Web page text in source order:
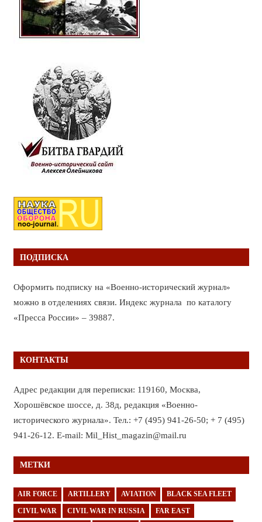
ПОДПИСКА
Оформить подписку на «Военно-исторический журнал»
можно в отделениях связи. Индекс журнала по каталогу
«Пресса России» – 39887.
КОНТАКТЫ
Адрес редакции для переписки: 119160, Москва,
Хорошёвское шоссе, д. 38д, редакция «Военно-
исторического журнала». Тел.: +7 (495) 941-26-50; + 7 (495)
941-26-12. E-mail: Mil_Hist_magazin@mail.ru
МЕТКИ
AIR FORCE ARTILLERY AVIATION BLACK SEA FLEET
CIVIL WAR CIVIL WAR IN RUSSIA FAR EAST